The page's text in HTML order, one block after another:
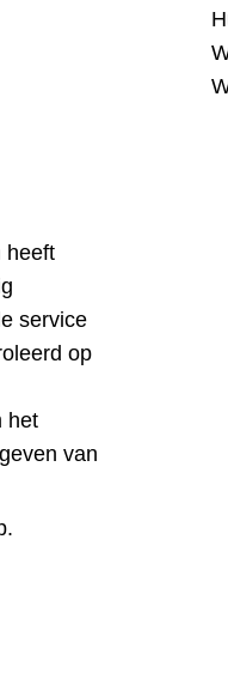
heeft
service
op
het
van